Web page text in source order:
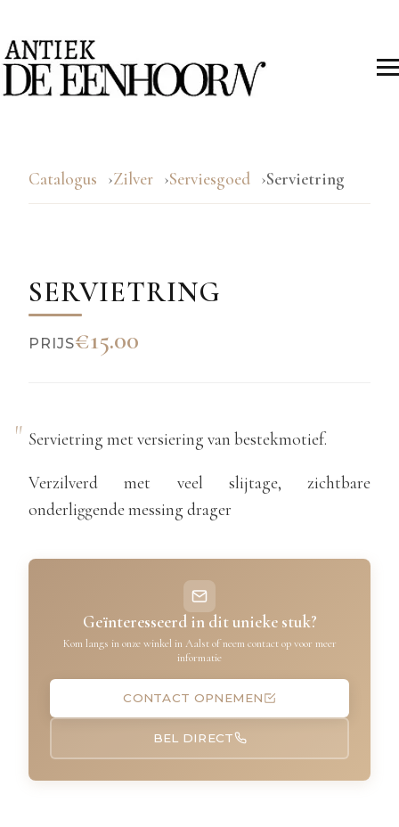
Catalogus Zilver Serviesgoed Servietring
SERVIETRING
PRIJS€15.00
Servietring met versiering van bestekmotief.
Verzilverd met veel slijtage, zichtbare
onderliggende messing drager
Geïnteresseerd in dit unieke stuk?
Kom langs in onze winkel in Aalst of neem contact op voor meer
informatie
CONTACT OPNEMEN
BEL DIRECT